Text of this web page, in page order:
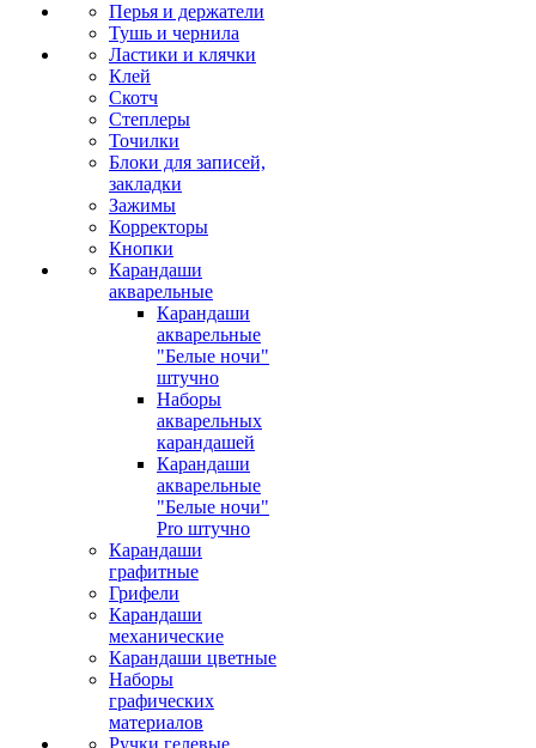
Перья и держатели
Тушь и чернила
Ластики и клячки
Клей
Скотч
Степлеры
Точилки
Блоки для записей,
закладки
Зажимы
Корректоры
Кнопки
Карандаши
акварельные
Карандаши
акварельные
"Белые ночи"
штучно
Наборы
акварельных
карандашей
Карандаши
акварельные
"Белые ночи"
Pro штучно
Карандаши
графитные
Грифели
Карандаши
механические
Карандаши цветные
Наборы
графических
материалов
Ручки гелевые